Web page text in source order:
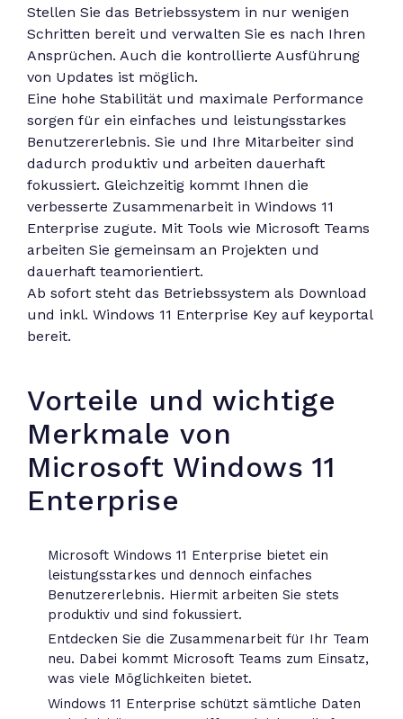
Stellen Sie das Betriebssystem in nur wenigen
Schritten bereit und verwalten Sie es nach Ihren
Ansprüchen. Auch die kontrollierte Ausführung
von Updates ist möglich.
Eine hohe Stabilität und maximale Performance
sorgen für ein einfaches und leistungsstarkes
Benutzererlebnis. Sie und Ihre Mitarbeiter sind
dadurch produktiv und arbeiten dauerhaft
fokussiert. Gleichzeitig kommt Ihnen die
verbesserte Zusammenarbeit in Windows 11
Enterprise zugute. Mit Tools wie Microsoft Teams
arbeiten Sie gemeinsam an Projekten und
dauerhaft teamorientiert.
Ab sofort steht das Betriebssystem als Download
und inkl. Windows 11 Enterprise Key auf keyportal
bereit.
Vorteile und wichtige
Merkmale von
Microsoft Windows 11
Enterprise
Microsoft Windows 11 Enterprise bietet ein
leistungsstarkes und dennoch einfaches
Benutzererlebnis. Hiermit arbeiten Sie stets
produktiv und sind fokussiert.
Entdecken Sie die Zusammenarbeit für Ihr Team
neu. Dabei kommt Microsoft Teams zum Einsatz,
was viele Möglichkeiten bietet.
Windows 11 Enterprise schützt sämtliche Daten